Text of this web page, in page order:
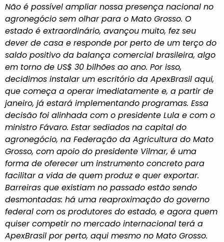
Não é possível ampliar nossa presença nacional no
agronegócio sem olhar para o Mato Grosso. O
estado é extraordinário, avançou muito, fez seu
dever de casa e responde por perto de um terço do
saldo positivo da balança comercial brasileira, algo
em torno de US$ 30 bilhões ao ano. Por isso,
decidimos instalar um escritório da ApexBrasil aqui,
que começa a operar imediatamente e, a partir de
janeiro, já estará implementando programas. Essa
decisão foi alinhada com o presidente Lula e com o
ministro Fávaro. Estar sediados na capital do
agronegócio, na Federação da Agricultura do Mato
Grosso, com apoio do presidente Vilmar, é uma
forma de oferecer um instrumento concreto para
facilitar a vida de quem produz e quer exportar.
Barreiras que existiam no passado estão sendo
desmontadas: há uma reaproximação do governo
federal com os produtores do estado, e agora quem
quiser competir no mercado internacional terá a
ApexBrasil por perto, aqui mesmo no Mato Grosso.